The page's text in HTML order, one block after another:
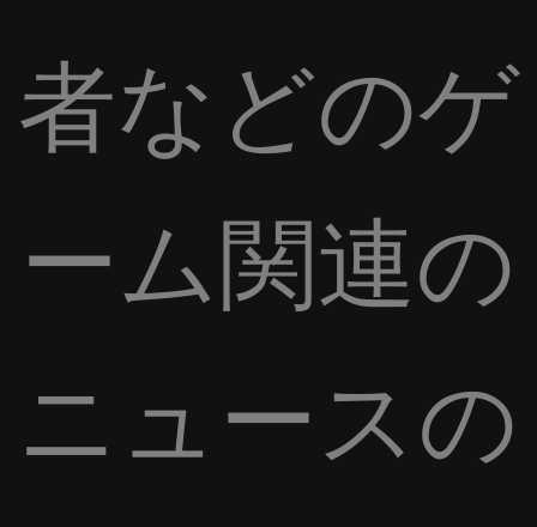
者などのゲ
ーム関連の
ニュースの